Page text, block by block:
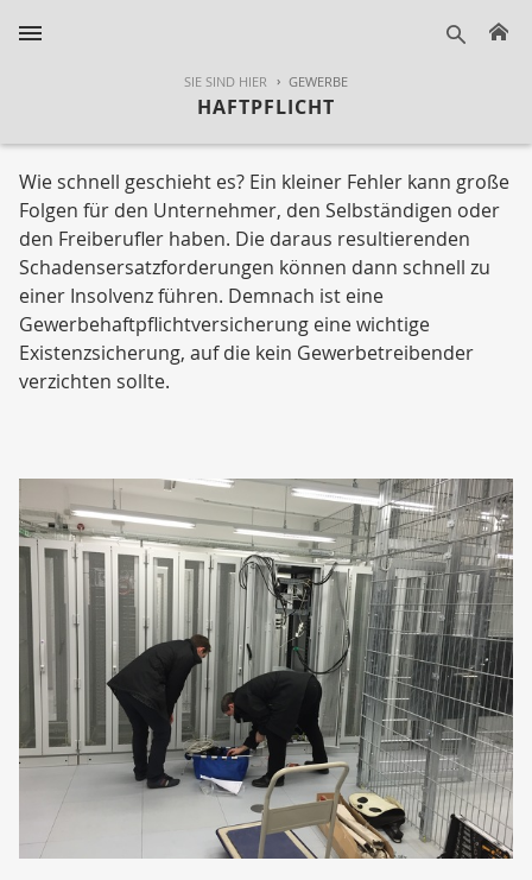
SIE SIND HIER GEWERBE
HAFTPFLICHT
Wie schnell geschieht es? Ein kleiner Fehler kann große
Folgen für den Unternehmer, den Selbständigen oder
den Freiberufler haben. Die daraus resultierenden
Schadensersatzforderungen können dann schnell zu
einer Insolvenz führen. Demnach ist eine
Gewerbehaftpflichtversicherung eine wichtige
Existenzsicherung, auf die kein Gewerbetreibender
verzichten sollte.